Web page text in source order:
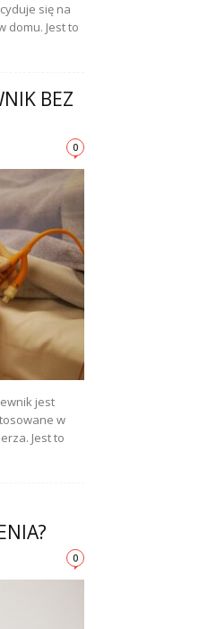
się na
domu. Jest to
BEZ
0
jest
w
Jest to
0